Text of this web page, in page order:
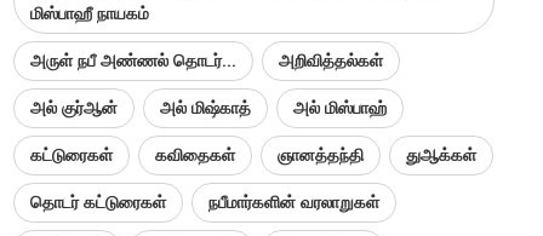
மிஸ்பாஹீ நாயகம்
அருள் நபீ அண்ணல் தொடர்... அறிவித்தல்கள்
அல் குர்ஆன் அல் மிஷ்காத் அல் மிஸ்பாஹ்
கட்டுரைகள் கவிதைகள் ஞானத்தந்தி துஆக்கள்
தொடர் கட்டுரைகள் நபீமார்களின் வரலாறுகள்